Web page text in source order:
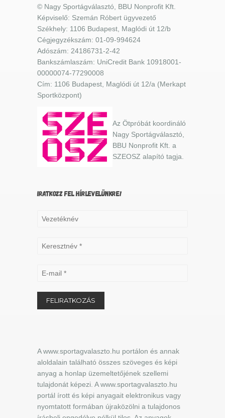
© Nagy Sportágválasztó, BBU Nonprofit Kft.
Képviselő: Szemán Róbert ügyvezető
Székhely: 1106 Budapest, Maglódi út 12/b
Cégjegyzékszám: 01-09-994624
Adószám: 24186731-2-42
Bankszámlaszám: UniCredit Bank 10918001-
00000074-77290008
Cím: 1106 Budapest, Maglódi út 12/a (Merkapt
Sportközpont)
Az Ötpróbát koordináló
Nagy Sportágválasztó,
BBU Nonprofit Kft. a
SZEOSZ alapító tagja.
IRATKOZZ FEL HÍRLEVELÜNKRE!
A www.sportagvalaszto.hu portálon és annak
aloldalain található összes szöveges és képi
anyag a honlap üzemeltetőjének szellemi
tulajdonát képezi. A www.sportagvalaszto.hu
portál írott és képi anyagait elektronikus vagy
nyomtatott formában újraközölni a tulajdonos